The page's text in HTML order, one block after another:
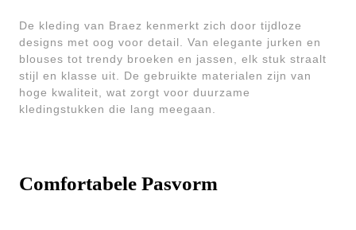
De kleding van Braez kenmerkt zich door tijdloze
designs met oog voor detail. Van elegante jurken en
blouses tot trendy broeken en jassen, elk stuk straalt
stijl en klasse uit. De gebruikte materialen zijn van
hoge kwaliteit, wat zorgt voor duurzame
kledingstukken die lang meegaan.
Comfortabele Pasvorm